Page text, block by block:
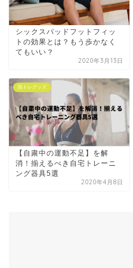
シックスパッドフットフィッ
トの効果とは？もう歩かなく
てもいい？
2020年3月13日
筋トレグッズ
【自粛中の運動不足】を解
消！揃えるべき自宅トレーニ
ング器具5選
2020年4月8日